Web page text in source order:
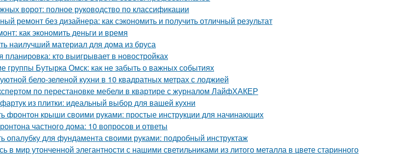
ворот: полное руководство по классификации
ремонт без дизайнера: как сэкономить и получить отличный результат
как экономить деньги и время
наилучший материал для дома из бруса
планировка: кто выигрывает в новостройках
группы Бутырка Омск: как не забыть о важных событиях
бело-зеленой кухни в 10 квадратных метрах с лоджией
по перестановке мебели в квартире с журналом ЛайфХАКЕР
из плитки: идеальный выбор для вашей кухни
фронтон крыши своими руками: простые инструкции для начинающих
частного дома: 10 вопросов и ответы
опалубку для фундамента своими руками: подробный инструктаж
в мир утонченной элегантности с нашими светильниками из литого металла в цвете старинного